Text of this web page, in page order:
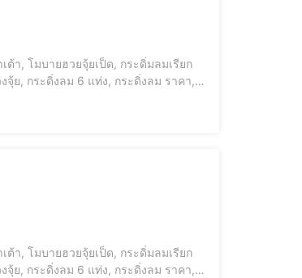
า, โมบายฮวยจุ้ยเป็ด, กระดิ่มลมเรียก
ย, กระดิ่งลม 6 แท่ง, กระดิ่งลม ราคา,
า, โมบายฮวยจุ้ยเป็ด, กระดิ่มลมเรียก
ย, กระดิ่งลม 6 แท่ง, กระดิ่งลม ราคา,